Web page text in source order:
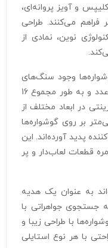
و آویز پروانه‌ای،
فراهم می‌کنند. طراحی
نوین، نمادی از
وجود سنگ‌های
زینتی است که بر روی هر گوشواره 8 عدد و به طور مجموع 16
در ابعاد مختلف از
میلی‌متر، 1 میلی‌متر و 1.1 میلی‌متر بر روی گوشواره‌ها
پدید آورده‌اند. این
قطعات لعاب‌دار و پر
پروانه کد 04 می‌تواند به عنوان یک هدیه
جستجوی جواهراتی با
با طراحی زیبا و
با هر نوع استایلی